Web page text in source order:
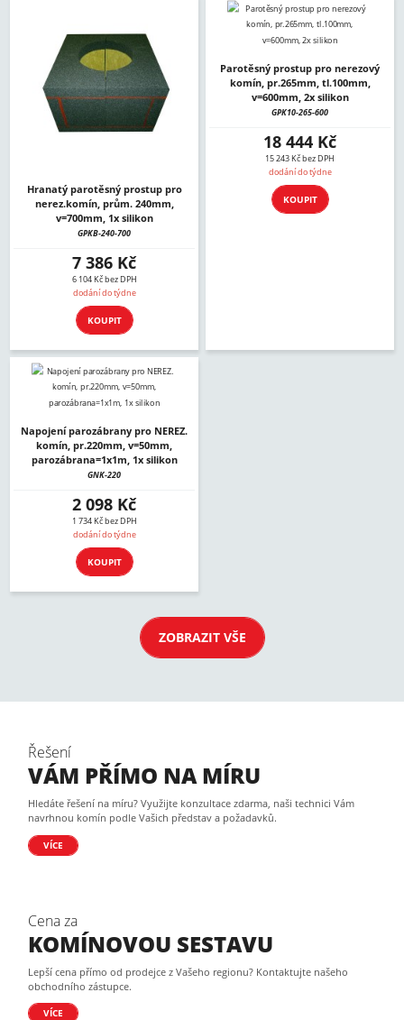
Hranatý parotěsný prostup pro
nerez.komín, prům. 240mm,
v=700mm, 1x silikon
GPKB-240-700
7 386 Kč
6 104 Kč bez DPH
dodání do týdne
KOUPIT
Parotěsný prostup pro nerezový
komín, pr.265mm, tl.100mm,
v=600mm, 2x silikon
GPK10-265-600
18 444 Kč
15 243 Kč bez DPH
dodání do týdne
KOUPIT
Napojení parozábrany pro NEREZ.
komín, pr.220mm, v=50mm,
parozábrana=1x1m, 1x silikon
GNK-220
2 098 Kč
1 734 Kč bez DPH
dodání do týdne
KOUPIT
ZOBRAZIT VŠE
Řešení
VÁM PŘÍMO NA MÍRU
Hledáte řešení na míru? Využijte konzultace zdarma, naši technici Vám
navrhnou komín podle Vašich představ a požadavků.
VÍCE
Cena za
KOMÍNOVOU SESTAVU
Lepší cena přímo od prodejce z Vašeho regionu? Kontaktujte našeho
obchodního zástupce.
VÍCE